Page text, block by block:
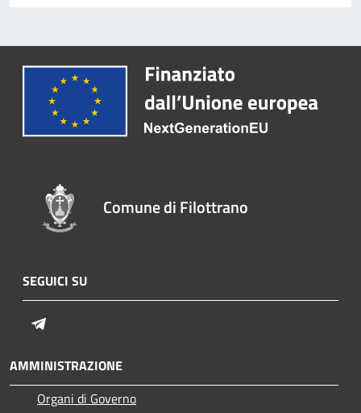
Comune di Filottrano
SEGUICI SU
AMMINISTRAZIONE
Organi di Governo